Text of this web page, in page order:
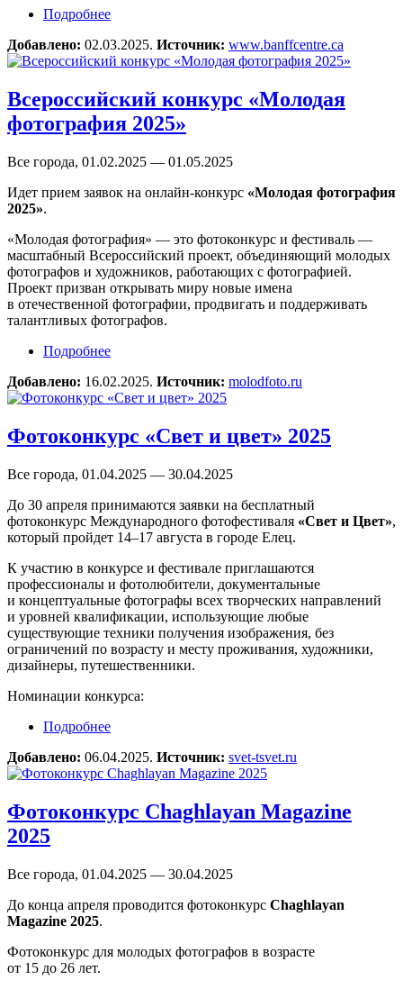
Подробнее
Добавлено: 02.03.2025. Источник: www.banffcentre.ca
Всероссийский конкурс «Молодая
фотография 2025»
Все города, 01.02.2025 — 01.05.2025
Идет прием заявок на онлайн-конкурс «Молодая фотография
2025».
«Молодая фотография» — это фотоконкурс и фестиваль —
масштабный Всероссийский проект, объединяющий молодых
фотографов и художников, работающих с фотографией.
Проект призван открывать миру новые имена
в отечественной фотографии, продвигать и поддерживать
талантливых фотографов.
Подробнее
Добавлено: 16.02.2025. Источник: molodfoto.ru
Фотоконкурс «Свет и цвет» 2025
Все города, 01.04.2025 — 30.04.2025
До 30 апреля принимаются заявки на бесплатный
фотоконкурс Международного фотофестиваля «Свет и Цвет»,
который пройдет 14–17 августа в городе Елец.
К участию в конкурсе и фестивале приглашаются
профессионалы и фотолюбители, документальные
и концептуальные фотографы всех творческих направлений
и уровней квалификации, использующие любые
существующие техники получения изображения, без
ограничений по возрасту и месту проживания, художники,
дизайнеры, путешественники.
Номинации конкурса:
Подробнее
Добавлено: 06.04.2025. Источник: svet-tsvet.ru
Фотоконкурс Chaghlayan Magazine
2025
Все города, 01.04.2025 — 30.04.2025
До конца апреля проводится фотоконкурс Chaghlayan
Magazine 2025.
Фотоконкурс для молодых фотографов в возрасте
от 15 до 26 лет.